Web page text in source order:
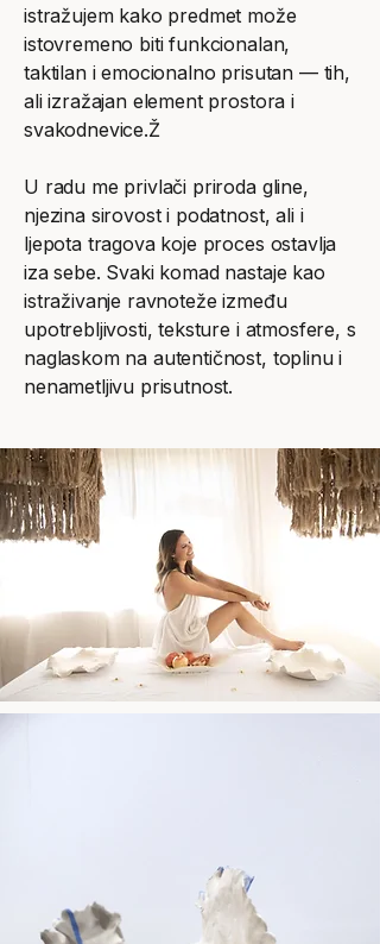
istražujem kako predmet može
istovremeno biti funkcionalan,
taktilan i emocionalno prisutan — tih,
ali izražajan element prostora i
svakodnevice.Ž
U radu me privlači priroda gline,
njezina sirovost i podatnost, ali i
ljepota tragova koje proces ostavlja
iza sebe. Svaki komad nastaje kao
istraživanje ravnoteže između
upotrebljivosti, teksture i atmosfere, s
naglaskom na autentičnost, toplinu i
nenametljivu prisutnost.